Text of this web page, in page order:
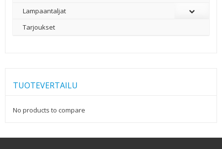
Lampaantaljat
Tarjoukset
TUOTEVERTAILU
No products to compare